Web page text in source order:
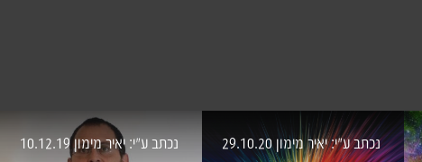
נכתב ע״י: יאיר מימון 29.10.20 נכתב ע״י: יאיר מימון 10.12.19